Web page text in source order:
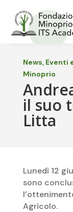
News, Eventi
Minoprio
il suo
Litta
Lunedì 12
sono
Agricolo.